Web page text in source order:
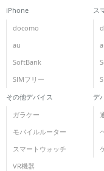
iPhone
docomo
au
SoftBank
SIMフリー
ス
その他デバイス
ガラケー
モバイルルーター
スマートウォッチ
VR機器
デ